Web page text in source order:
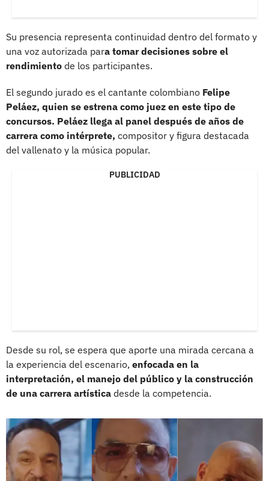
Su presencia representa continuidad dentro del formato y
una voz autorizada para tomar decisiones sobre el
rendimiento de los participantes.
El segundo jurado es el cantante colombiano Felipe
Peláez, quien se estrena como juez en este tipo de
concursos. Peláez llega al panel después de años de
carrera como intérprete, compositor y figura destacada
del vallenato y la música popular.
PUBLICIDAD
Desde su rol, se espera que aporte una mirada cercana a
la experiencia del escenario, enfocada en la
interpretación, el manejo del público y la construcción
de una carrera artística desde la competencia.